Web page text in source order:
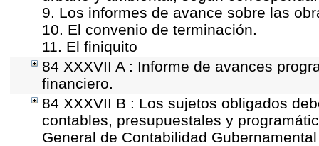
9. Los informes de avance sobre las
10. El convenio de terminación.
11. El finiquito
84 XXXVII A : Informe de avances
financiero.
84 XXXVII B : Los sujetos obligados
contables, presupuestales y
General de Contabilidad